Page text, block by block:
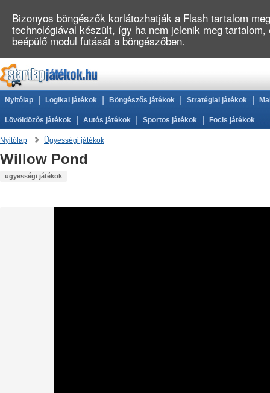
Nyitólap Logikai játékok Böngészős játékok Stratégiai játékok
Lövöldözős játékok Autós játékok Sportos játékok Focis játékok
Nyitólap Ügyességi játékok
Willow Pond
ügyességi játékok
Bizonyos böngészők korlátozhatják a Flash tartalom
technológiával készült, így ha nem jelenik meg
beépülő modul futását a böngészőben.